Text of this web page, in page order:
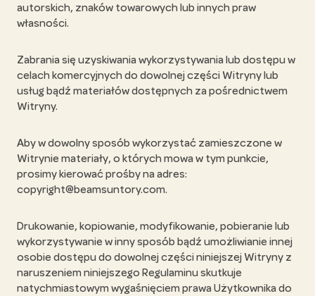
autorskich, znaków towarowych lub innych praw
własności.
Zabrania się uzyskiwania wykorzystywania lub dostępu w
celach komercyjnych do dowolnej części Witryny lub
usług bądź materiałów dostępnych za pośrednictwem
Witryny.
Aby w dowolny sposób wykorzystać zamieszczone w
Witrynie materiały, o których mowa w tym punkcie,
prosimy kierować prośby na adres:
copyright@beamsuntory.com.
Drukowanie, kopiowanie, modyfikowanie, pobieranie lub
wykorzystywanie w inny sposób bądź umożliwianie innej
osobie dostępu do dowolnej części niniejszej Witryny z
naruszeniem niniejszego Regulaminu skutkuje
natychmiastowym wygaśnięciem prawa Użytkownika do